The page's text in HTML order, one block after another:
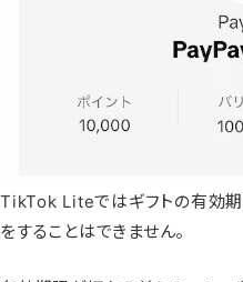
TikTok Liteではギフトの有効
をすることはできません。